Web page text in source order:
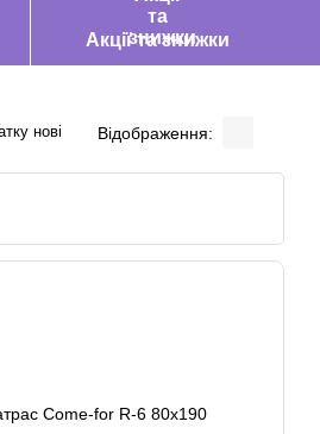
Акції та знижки
нові Відображення: